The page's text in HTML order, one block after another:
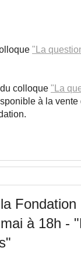
"La
colloque "La
à la
à 18h -